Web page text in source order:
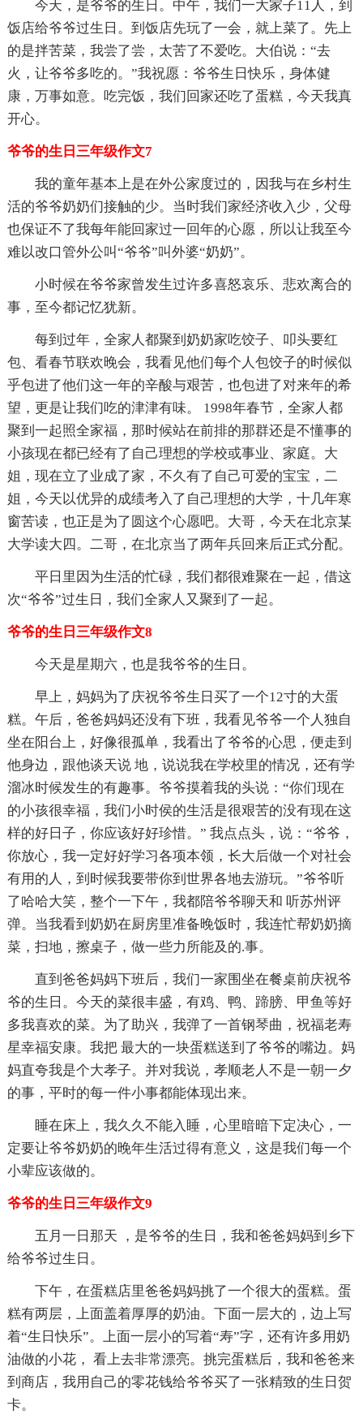
今天，是爷爷的生日。中午，我们一大家子11人，到
饭店给爷爷过生日。到饭店先玩了一会，就上菜了。先上
的是拌苦菜，我尝了尝，太苦了不爱吃。大伯说：“去
火，让爷爷多吃的。”我祝愿：爷爷生日快乐，身体健
康，万事如意。吃完饭，我们回家还吃了蛋糕，今天我真
开心。
爷爷的生日三年级作文7
我的童年基本上是在外公家度过的，因我与在乡村生
活的爷爷奶奶们接触的少。当时我们家经济收入少，父母
也保证不了我每年能回家过一回年的心愿，所以让我至今
难以改口管外公叫“爷爷”叫外婆“奶奶”。
小时候在爷爷家曾发生过许多喜怒哀乐、悲欢离合的
事，至今都记忆犹新。
每到过年，全家人都聚到奶奶家吃饺子、叩头要红
包、看春节联欢晚会，我看见他们每个人包饺子的时候似
乎包进了他们这一年的辛酸与艰苦，也包进了对来年的希
望，更是让我们吃的津津有味。 1998年春节，全家人都
聚到一起照全家福，那时候站在前排的那群还是不懂事的
小孩现在都已经有了自己理想的学校或事业、家庭。大
姐，现在立了业成了家，不久有了自己可爱的宝宝，二
姐，今天以优异的成绩考入了自己理想的大学，十几年寒
窗苦读，也正是为了圆这个心愿吧。大哥，今天在北京某
大学读大四。二哥，在北京当了两年兵回来后正式分配。
平日里因为生活的忙碌，我们都很难聚在一起，借这
次“爷爷”过生日，我们全家人又聚到了一起。
爷爷的生日三年级作文8
今天是星期六，也是我爷爷的生日。
早上，妈妈为了庆祝爷爷生日买了一个12寸的大蛋
糕。午后，爸爸妈妈还没有下班，我看见爷爷一个人独自
坐在阳台上，好像很孤单，我看出了爷爷的心思，便走到
他身边，跟他谈天说 地，说说我在学校里的情况，还有学
溜冰时候发生的有趣事。爷爷摸着我的头说：“你们现在
的小孩很幸福，我们小时侯的生活是很艰苦的没有现在这
样的好日子，你应该好好珍惜。” 我点点头，说：“爷爷，
你放心，我一定好好学习各项本领，长大后做一个对社会
有用的人，到时候我要带你到世界各地去游玩。”爷爷听
了哈哈大笑，整个一下午，我都陪爷爷聊天和 听苏州评
弹。当我看到奶奶在厨房里准备晚饭时，我连忙帮奶奶摘
菜，扫地，擦桌子，做一些力所能及的.事。
直到爸爸妈妈下班后，我们一家围坐在餐桌前庆祝爷
爷的生日。今天的菜很丰盛，有鸡、鸭、蹄膀、甲鱼等好
多我喜欢的菜。为了助兴，我弹了一首钢琴曲，祝福老寿
星幸福安康。我把 最大的一块蛋糕送到了爷爷的嘴边。妈
妈直夸我是个大孝子。并对我说，孝顺老人不是一朝一夕
的事，平时的每一件小事都能体现出来。
睡在床上，我久久不能入睡，心里暗暗下定决心，一
定要让爷爷奶奶的晚年生活过得有意义，这是我们每一个
小辈应该做的。
爷爷的生日三年级作文9
五月一日那天 ，是爷爷的生日，我和爸爸妈妈到乡下
给爷爷过生日。
下午，在蛋糕店里爸爸妈妈挑了一个很大的蛋糕。蛋
糕有两层，上面盖着厚厚的奶油。下面一层大的，边上写
着“生日快乐”。上面一层小的写着“寿”字，还有许多用奶
油做的小花， 看上去非常漂亮。挑完蛋糕后，我和爸爸来
到商店，我用自己的零花钱给爷爷买了一张精致的生日贺
卡。